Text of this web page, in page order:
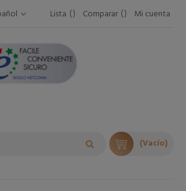
Lista Comparar Mi cuenta
(Vacío)